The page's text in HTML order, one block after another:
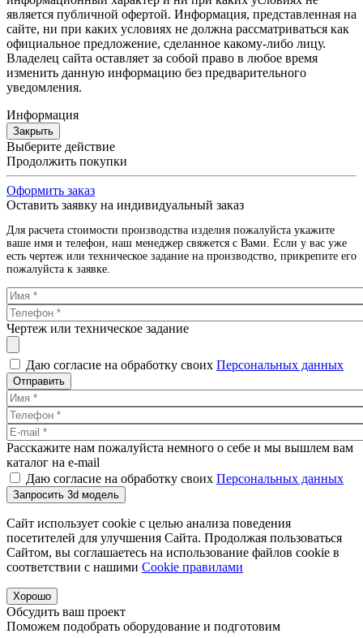
является публичной офертой. Информация, представленная на
сайте, ни при каких условиях не должна рассматриваться как
официальное предложение, сделанное какому-либо лицу.
Владелец сайта оставляет за собой право в любое время
изменить данную информацию без предварительного
уведомления.
Информация
Закрыть
Выберите действие
Продолжить покупки
Оформить заказ
Оставить заявку на индивидуальный заказ
Для расчета стоимости производства изделия пожалуйста укажите
ваше имя и телефон, наш менеджер свяжется с Вами. Если у вас уже
есть чертеж или техническое задание на производство, прикрепите его
пожалуйста к заявке.
Чертеж или техническое задание
Даю согласие на обработку своих Персональных данных
Отправить
Расскажите нам пожалуйста немного о себе и мы вышлем вам
каталог на e-mail
Даю согласие на обработку своих Персональных данных
Запросить 3d модель
Сайт использует cookie с целью анализа поведения
посетителей для улучшения Сайта. Продолжая пользоваться
Сайтом, вы соглашаетесь на использование файлов cookie в
соответствии с нашими Cookiе правилами
Хорошо
Обсудить ваш проект
Поможем подобрать оборудование и подготовим